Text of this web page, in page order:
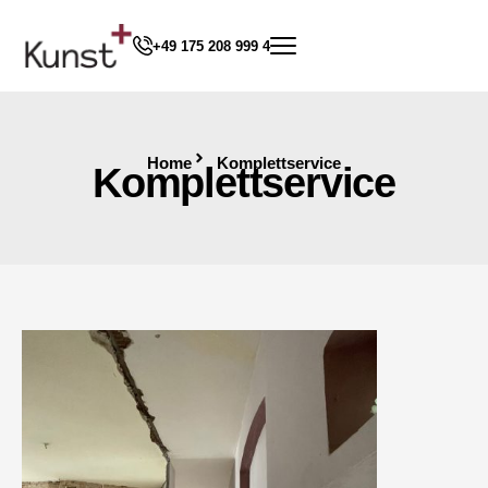
+49 175 208 999 4
Home Komplettservice
Komplettservice